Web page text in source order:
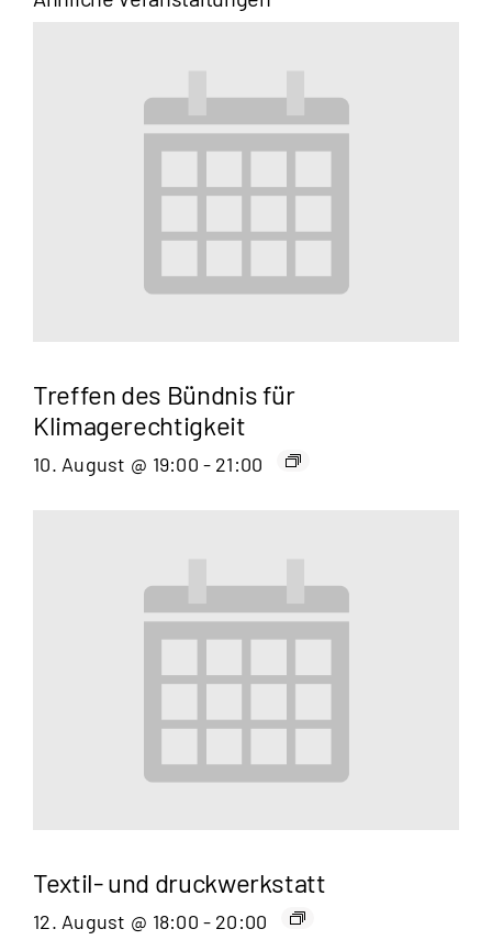
Treffen des Bündnis für
Klimagerechtigkeit
10. August @ 19:00 - 21:00
Textil- und druckwerkstatt
12. August @ 18:00 - 20:00